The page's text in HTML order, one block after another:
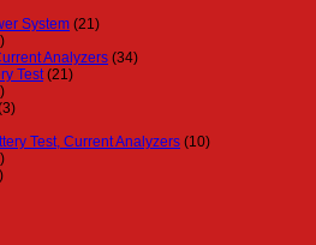
System (21)
Analyzers (34)
Test (21)
Test, Current Analyzers (10)